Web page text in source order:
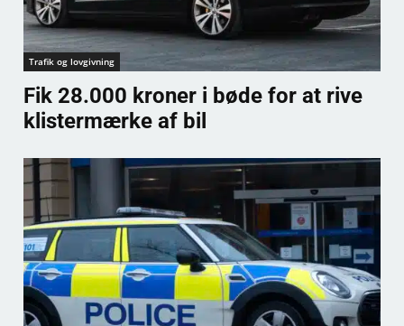
Trafik og lovgivning
Fik 28.000 kroner i bøde for at rive
klistermærke af bil